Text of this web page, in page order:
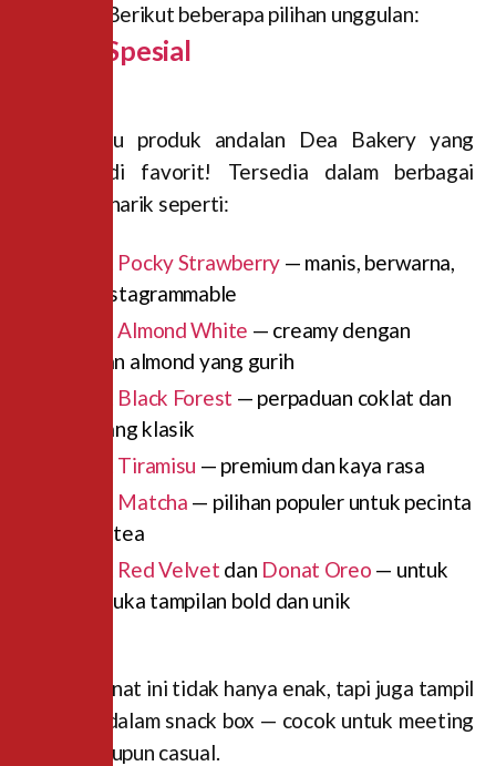
meeting. Berikut beberapa pilihan unggulan:
Donat Spesial
Salah satu produk andalan Dea Bakery yang
selalu jadi favorit! Tersedia dalam berbagai
varian menarik seperti:
Donat Pocky Strawberry — manis, berwarna,
dan instagrammable
Donat Almond White — creamy dengan
taburan almond yang gurih
Donat Black Forest — perpaduan coklat dan
ceri yang klasik
Donat Tiramisu — premium dan kaya rasa
Donat Matcha — pilihan populer untuk pecinta
green tea
Donat Red Velvet dan Donat Oreo — untuk
yang suka tampilan bold dan unik
Donat-donat ini tidak hanya enak, tapi juga tampil
cantik di dalam snack box — cocok untuk meeting
formal maupun casual.